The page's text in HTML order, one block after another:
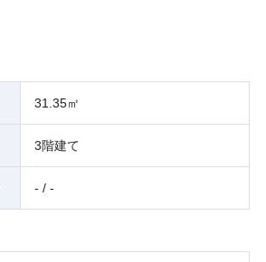
31.35㎡
3階建て
- / -